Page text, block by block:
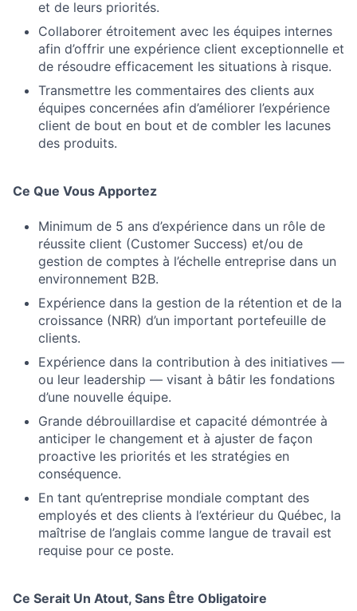
et de leurs priorités.
Collaborer étroitement avec les équipes internes
afin d’offrir une expérience client exceptionnelle et
de résoudre efficacement les situations à risque.
Transmettre les commentaires des clients aux
équipes concernées afin d’améliorer l’expérience
client de bout en bout et de combler les lacunes
des produits.
Ce Que Vous Apportez
Minimum de 5 ans d’expérience dans un rôle de
réussite client (Customer Success) et/ou de
gestion de comptes à l’échelle entreprise dans un
environnement B2B.
Expérience dans la gestion de la rétention et de la
croissance (NRR) d’un important portefeuille de
clients.
Expérience dans la contribution à des initiatives —
ou leur leadership — visant à bâtir les fondations
d’une nouvelle équipe.
Grande débrouillardise et capacité démontrée à
anticiper le changement et à ajuster de façon
proactive les priorités et les stratégies en
conséquence.
En tant qu’entreprise mondiale comptant des
employés et des clients à l’extérieur du Québec, la
maîtrise de l’anglais comme langue de travail est
requise pour ce poste.
Ce Serait Un Atout, Sans Être Obligatoire